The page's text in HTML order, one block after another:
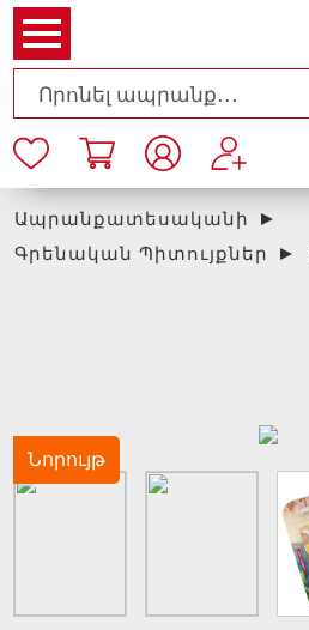
Ապրանքատեսականի
Գրենական Պիտույքներ
Նորույթ